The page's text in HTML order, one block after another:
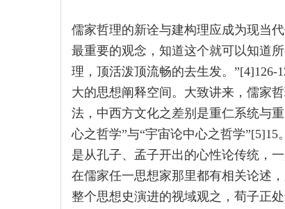
儒家哲理的新诠与建构理应成为现当
最重要的观念，知道这个就可以知道
理，顶活泼顶流畅的去生发。”[4]126-
大的思想阐释空间。大致讲来，儒家
法，中西方文化之差别是重仁系统与
心之哲学”与“宇宙论中心之哲学
是从孔子、孟子开出的心性论传统，
在儒家任一思想家那里都有相关论述
整个思想史演进的视域观之，荀子正